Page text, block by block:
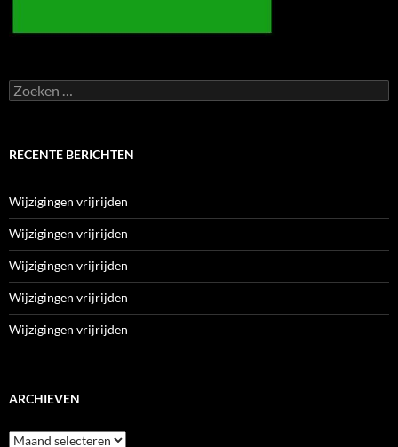
Zoeken
naar:
RECENTE BERICHTEN
Wijzigingen vrijrijden
Wijzigingen vrijrijden
Wijzigingen vrijrijden
Wijzigingen vrijrijden
Wijzigingen vrijrijden
ARCHIEVEN
Archieven